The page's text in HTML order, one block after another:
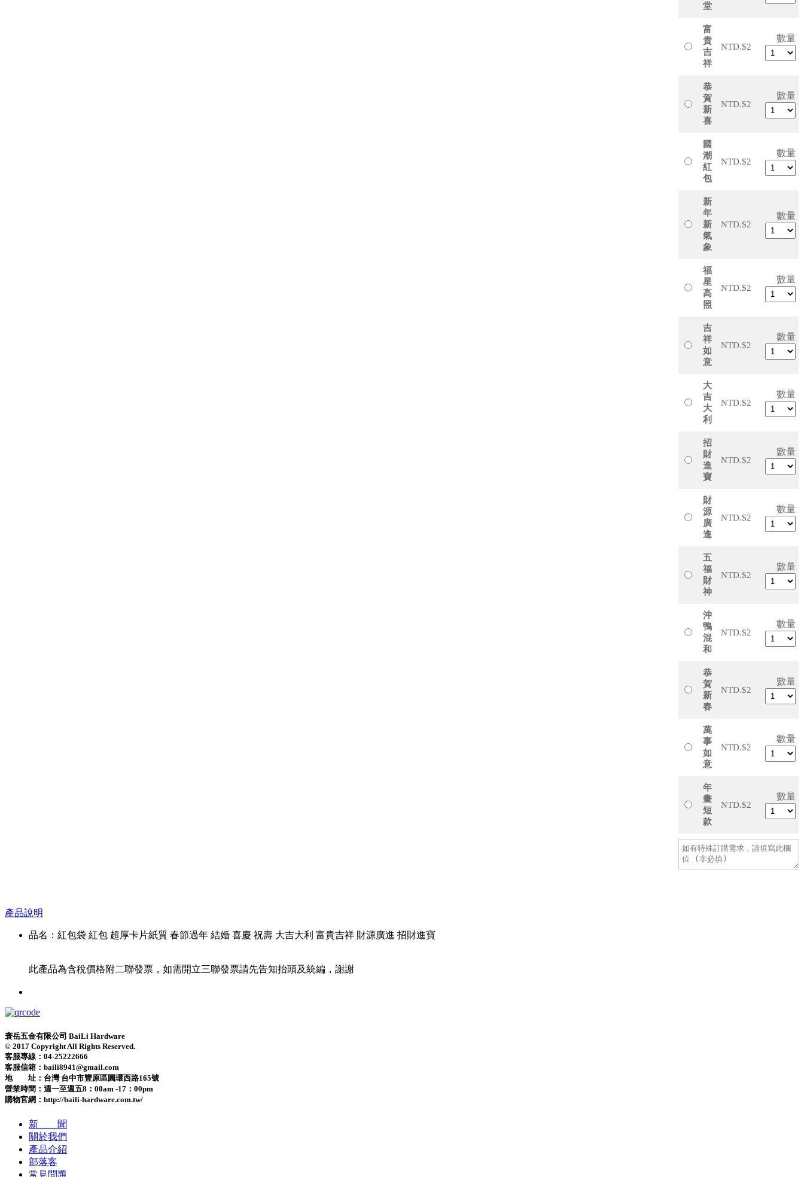
堂
富
貴
吉
祥
NTD.$2
數量
恭
賀
新
喜
NTD.$2
數量
國
潮
紅
包
NTD.$2
數量
新
年
新
氣
象
NTD.$2
數量
福
星
高
照
NTD.$2
數量
吉
祥
如
意
NTD.$2
數量
大
吉
大
利
NTD.$2
數量
招
財
進
寶
NTD.$2
數量
財
源
廣
進
NTD.$2
數量
五
福
財
神
NTD.$2
數量
沖
鴨
混
和
NTD.$2
數量
恭
賀
新
春
NTD.$2
數量
萬
事
如
意
NTD.$2
數量
年
畫
短
款
NTD.$2
數量
產品說明
品名：紅包袋 紅包 超厚卡片紙質 春節過年 結婚 喜慶 祝壽 大吉大利 富貴吉祥 財源廣進 招財進寶
此產品為含稅價格附二聯發票，如需開立三聯發票請先告知抬頭及統編，謝謝
寰岳五金有限公司 BaiLi Hardware
© 2017 Copyright All Rights Reserved.
客服專線：04-25222666
客服信箱：baili8941@gmail.com
地 址：台灣 台中市豐原區圓環西路165號
營業時間： 週一至週五8：00am -17：00pm
購物官網：http://baili-hardware.com.tw/
新 聞
關於我們
產品介紹
部落客
常見問題